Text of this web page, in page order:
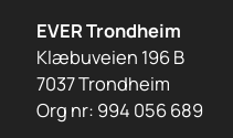
EVER Trondheim
Klæbuveien 196 B
7037 Trondheim
Org nr: 994 056 689